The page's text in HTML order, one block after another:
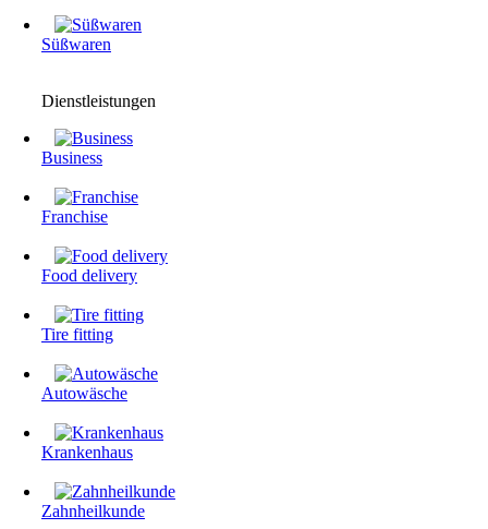
Süßwaren
Dienstleistungen
Business
Franchise
Food delivery
Tire fitting
Autowäsche
Krankenhaus
Zahnheilkunde